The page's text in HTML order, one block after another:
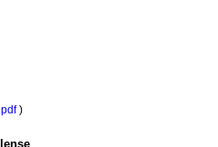
pdf)